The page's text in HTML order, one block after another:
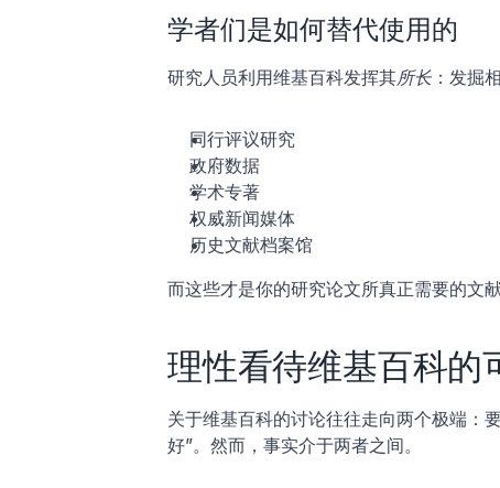
学者们是如何替代使用的
研究人员利用维基百科发挥其所长 ：发掘
同行评议研究
政府数据
学术专著
权威新闻媒体
历史文献档案馆
而这些才是你的研究论文所真正需要的文献
理性看待维基百科的
关于维基百科的讨论往往走向两个极端：
好”。然而，事实介于两者之间。